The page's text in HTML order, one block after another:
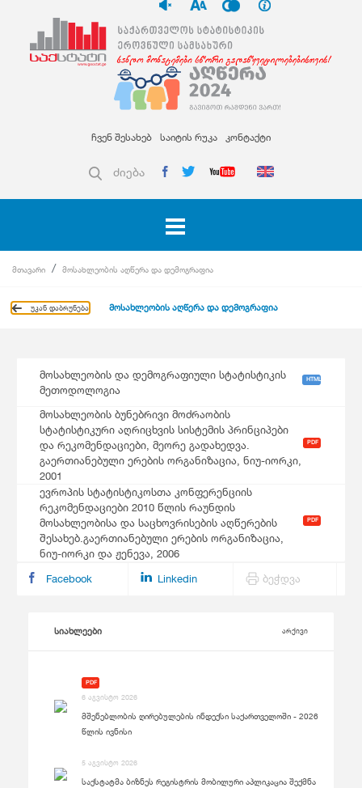
ჩვენ შესახებ საიტის რუკა კონტაქტი
ძიება
მთავარი მოსახლეობის აღწერა და დემოგრაფია
უკან დაბრუნება მოსახლეობის აღწერა და დემოგრაფია
მოსახლეობის და დემოგრაფიული სტატისტიკის
მეთოდოლოგია
HTML
მოსახლეობის ბუნებრივი მოძრაობის
სტატისტიკური აღრიცხვის სისტემის პრინციპები
და რეკომენდაციები, მეორე გადახედვა.
გაერთიანებული ერების ორგანიზაცია, ნიუ-იორკი,
2001
PDF
ევროპის სტატისტიკოსთა კონფერენციის
რეკომენდაციები 2010 წლის რაუნდის
მოსახლეობისა და საცხოვრისების აღწერების
შესახებ.გაერთიანებული ერების ორგანიზაცია,
ნიუ-იორკი და ჟენევა, 2006
PDF
Facebook Linkedin ბეჭდვა
სიახლეები არქივი
PDF
6 აგვისტო 2026
მშენებლობის ღირებულების ინდექსი საქართველოში - 2026
წლის ივნისი
5 აგვისტო 2026
საქსტატმა ბიზნეს რეგისტრის მობილური აპლიკაცია შექმნა